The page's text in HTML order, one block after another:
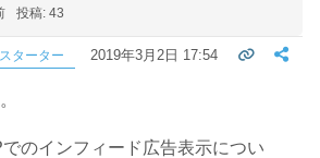
投稿: 43
ターター 2019年3月2日 17:54
のインフィード広告表示につい